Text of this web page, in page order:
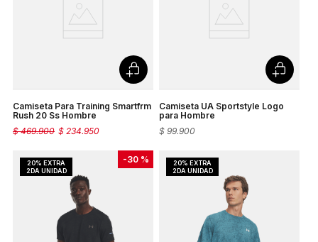
Camiseta Para Training Smartfrm
Rush 20 Ss Hombre
$ 234.950
$ 469.900
Camiseta UA Sportstyle Logo
para Hombre
$ 99.900
-30 %